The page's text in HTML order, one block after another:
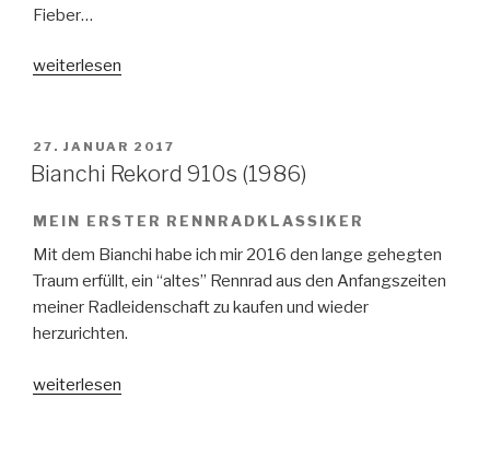
Fieber…
„Vintage
weiterlesen
VERÖFFENTLICHT
AM
27. JANUAR 2017
Bianchi Rekord 910s (1986)
MEIN ERSTER RENNRADKLASSIKER
Mit dem Bianchi habe ich mir 2016 den lange gehegten
Traum erfüllt, ein “altes” Rennrad aus den Anfangszeiten
meiner Radleidenschaft zu kaufen und wieder
herzurichten.
„Bianchi
weiterlesen